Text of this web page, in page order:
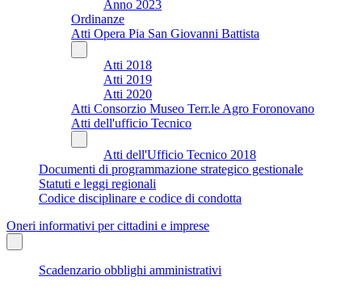
Anno 2023
Ordinanze
Atti Opera Pia San Giovanni Battista
Atti 2018
Atti 2019
Atti 2020
Atti Consorzio Museo Terr.le Agro Foronovano
Atti dell'ufficio Tecnico
Atti dell'Ufficio Tecnico 2018
Documenti di programmazione strategico gestionale
Statuti e leggi regionali
Codice disciplinare e codice di condotta
Oneri informativi per cittadini e imprese
Scadenzario obblighi amministrativi